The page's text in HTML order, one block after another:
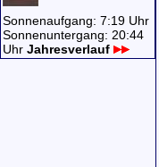
Sonnenaufgang: 7:19 Uhr
Sonnenuntergang: 20:44
Uhr Jahresverlauf